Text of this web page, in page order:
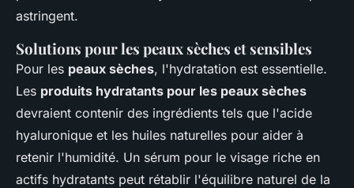
astringent.
Solutions pour les peaux sèches et sensibles
Pour les peaux sèches, l'hydratation est essentielle.
Les produits hydratants pour les peaux sèches
devraient contenir des ingrédients tels que l'acide
hyaluronique et les huiles naturelles pour aider à
retenir l'humidité. Un sérum pour le visage riche en
actifs hydratants peut rétablir l'équilibre naturel de la